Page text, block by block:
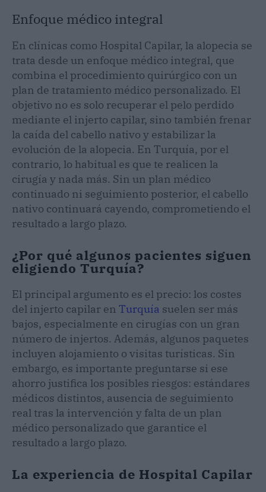
Enfoque médico integral
En clínicas como Hospital Capilar, la alopecia se
trata desde un enfoque médico integral, que
combina el procedimiento quirúrgico con un
plan de tratamiento médico personalizado. El
objetivo no es solo recuperar el pelo perdido
mediante el injerto capilar, sino también frenar
la caída del cabello nativo y estabilizar la
evolución de la alopecia. En Turquía, por el
contrario, lo habitual es que te realicen la
cirugía y nada más. Sin un plan médico
continuado ni seguimiento posterior, el cabello
nativo continuará cayendo, comprometiendo el
resultado a largo plazo.
¿Por qué algunos pacientes siguen
eligiendo Turquía?
El principal argumento es el precio: los costes
del injerto capilar en Turquía suelen ser más
bajos, especialmente en cirugías con un gran
número de injertos. Además, algunos paquetes
incluyen alojamiento o visitas turísticas. Sin
embargo, es importante preguntarse si ese
ahorro justifica los posibles riesgos: estándares
médicos distintos, ausencia de seguimiento
real tras la intervención y falta de un plan
médico personalizado que garantice el
resultado a largo plazo.
La experiencia de Hospital Capilar